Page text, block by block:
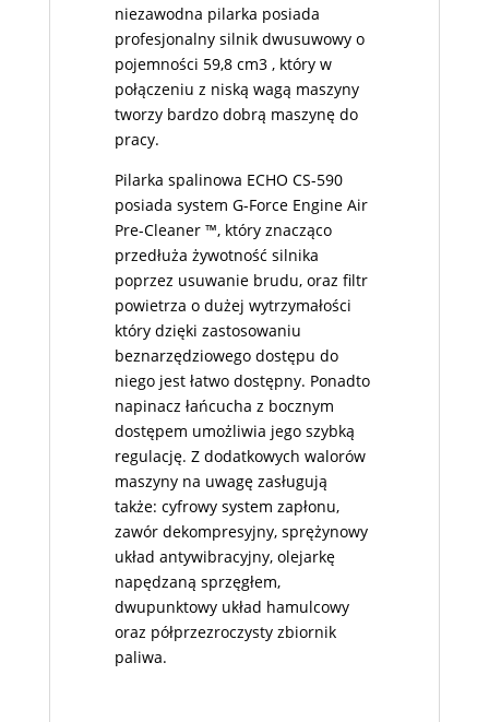
niezawodna pilarka posiada
profesjonalny silnik dwusuwowy o
pojemności 59,8 cm3 , który w
połączeniu z niską wagą maszyny
tworzy bardzo dobrą maszynę do
pracy.
Pilarka spalinowa ECHO CS-590
posiada system G-Force Engine Air
Pre-Cleaner ™, który znacząco
przedłuża żywotność silnika
poprzez usuwanie brudu, oraz filtr
powietrza o dużej wytrzymałości
który dzięki zastosowaniu
beznarzędziowego dostępu do
niego jest łatwo dostępny. Ponadto
napinacz łańcucha z bocznym
dostępem umożliwia jego szybką
regulację. Z dodatkowych walorów
maszyny na uwagę zasługują
także: cyfrowy system zapłonu,
zawór dekompresyjny, sprężynowy
układ antywibracyjny, olejarkę
napędzaną sprzęgłem,
dwupunktowy układ hamulcowy
oraz półprzezroczysty zbiornik
paliwa.